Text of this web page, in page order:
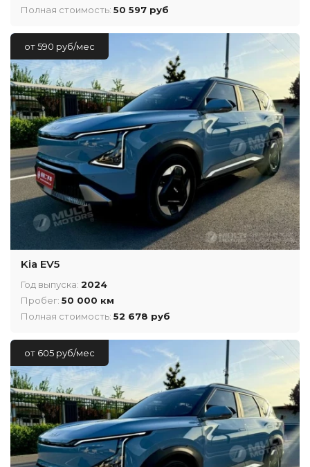
Полная стоимость: 50 597 руб
от 590 руб/мес
Kia EV5
Год выпуска: 2024
Пробег: 50 000 км
Полная стоимость: 52 678 руб
от 605 руб/мес